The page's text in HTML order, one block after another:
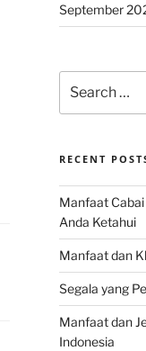
September
for:
RECENT
Manfaat
Anda Ketahui
Manfaat dan
Segala yang
Manfaat dan
Indonesia